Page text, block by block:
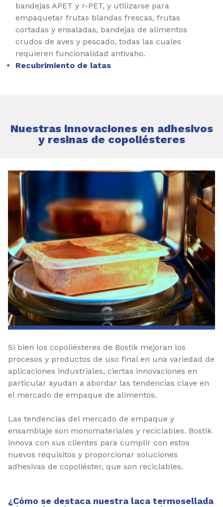
bandejas APET y r-PET, y utilizarse para
empaquetar frutas blandas frescas, frutas
cortadas y ensaladas, bandejas de alimentos
crudos de aves y pescado, todas las cuales
requieren funcionalidad antivaho.
Recubrimiento de latas
Nuestras innovaciones en adhesivos
y resinas de copoliésteres
Si bien los copoliésteres de Bostik mejoran los
procesos y productos de uso final en una variedad de
aplicaciones industriales, ciertas innovaciones en
particular ayudan a abordar las tendencias clave en
el mercado de empaque de alimentos.
Las tendencias del mercado de empaque y
ensamblaje son monomateriales y reciclables. Bostik
innova con sus clientes para cumplir con estos
nuevos requisitos y proporcionar soluciones
adhesivas de copoliéster, que son reciclables.
¿Cómo se destaca nuestra laca termosellada